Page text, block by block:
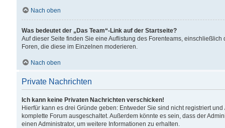
Nach oben
Was bedeutet der „Das Team“-Link auf der Startseite?
Auf dieser Seite finden Sie eine Auflistung des Forenteams,
Foren, die diese im Einzelnen moderieren.
Nach oben
Private Nachrichten
Ich kann keine Privaten Nachrichten verschicken!
Hierfür kann es drei Gründe geben: Entweder Sie sind nicht registriert
komplette Forum ausgeschaltet. Außerdem könnte es sein, dass der
einen Administrator, um weitere Informationen zu erhalten.